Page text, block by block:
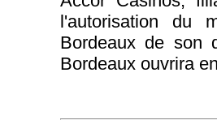
l'autorisation du
Bordeaux de son
Bordeaux ouvrira